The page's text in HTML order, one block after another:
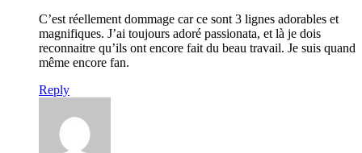
C’est réellement dommage car ce sont 3 lignes adorables et
magnifiques. J’ai toujours adoré passionata, et là je dois
reconnaitre qu’ils ont encore fait du beau travail. Je suis quand
même encore fan.
Reply